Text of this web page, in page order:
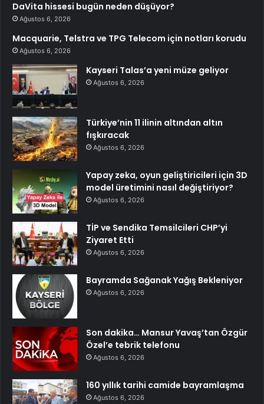
DaVita hissesi bugün neden düşüyor?
Ağustos 6, 2026
Macquarie, Telstra ve TPG Telecom için notları korudu
Ağustos 6, 2026
Kayseri Talas’a yeni müze geliyor
Ağustos 6, 2026
Türkiye’nin 11 ilinin altından altın
fışkıracak
Ağustos 6, 2026
Yapay zeka, oyun geliştiricileri için 3D
model üretimini nasıl değiştiriyor?
Ağustos 6, 2026
TİP ve Sendika Temsilcileri CHP’yi
Ziyaret Etti
Ağustos 6, 2026
Bayramda Sağanak Yağış Bekleniyor
Ağustos 6, 2026
Son dakika… Mansur Yavaş’tan Özgür
Özel’e tebrik telefonu
Ağustos 6, 2026
160 yıllık tarihi camide bayramlaşma
Ağustos 6, 2026